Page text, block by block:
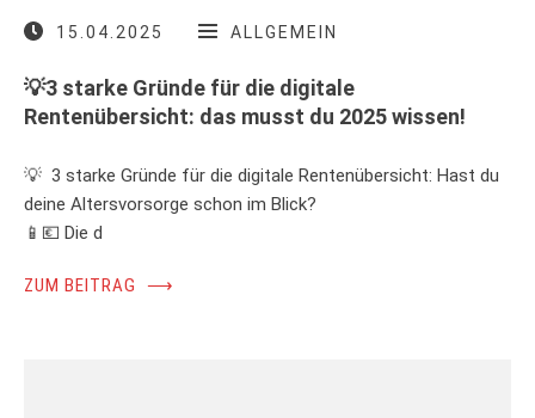
15.04.2025 ALLGEMEIN
💡3 starke Gründe für die digitale
Rentenübersicht: das musst du 2025 wissen!
💡 3 starke Gründe für die digitale Rentenübersicht: Hast du
deine Altersvorsorge schon im Blick?
📱💶 Die d
ZUM BEITRAG ⟶